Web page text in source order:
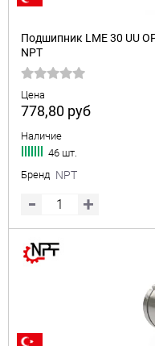
Подшипник LME 30 UU
NPT
Цена
778,80 руб
Наличие
46 шт.
Бренд NPT